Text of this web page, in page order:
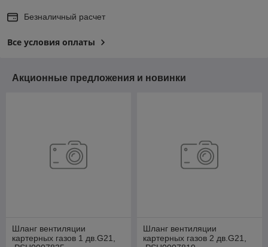
Безналичный расчет
Все условия оплаты
Акционные предложения и новинки
Шланг вентиляции
картерных газов 1 дв.G21,
Шланг вентиляции
картерных газов 2 дв.G21,